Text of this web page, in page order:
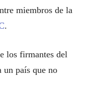
miembros de la
.
los firmantes del
un país que no